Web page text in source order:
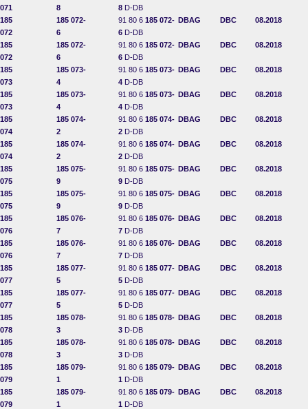
071
8
8 D-DB
185
072
185 072-
6
91 80 6 185 072-
6 D-DB
DBAG DBC 08.2018
185
072
185 072-
6
91 80 6 185 072-
6 D-DB
DBAG DBC 08.2018
185
073
185 073-
4
91 80 6 185 073-
4 D-DB
DBAG DBC 08.2018
185
073
185 073-
4
91 80 6 185 073-
4 D-DB
DBAG DBC 08.2018
185
074
185 074-
2
91 80 6 185 074-
2 D-DB
DBAG DBC 08.2018
185
074
185 074-
2
91 80 6 185 074-
2 D-DB
DBAG DBC 08.2018
185
075
185 075-
9
91 80 6 185 075-
9 D-DB
DBAG DBC 08.2018
185
075
185 075-
9
91 80 6 185 075-
9 D-DB
DBAG DBC 08.2018
185
076
185 076-
7
91 80 6 185 076-
7 D-DB
DBAG DBC 08.2018
185
076
185 076-
7
91 80 6 185 076-
7 D-DB
DBAG DBC 08.2018
185
077
185 077-
5
91 80 6 185 077-
5 D-DB
DBAG DBC 08.2018
185
077
185 077-
5
91 80 6 185 077-
5 D-DB
DBAG DBC 08.2018
185
078
185 078-
3
91 80 6 185 078-
3 D-DB
DBAG DBC 08.2018
185
078
185 078-
3
91 80 6 185 078-
3 D-DB
DBAG DBC 08.2018
185
079
185 079-
1
91 80 6 185 079-
1 D-DB
DBAG DBC 08.2018
185
079
185 079-
1
91 80 6 185 079-
1 D-DB
DBAG DBC 08.2018